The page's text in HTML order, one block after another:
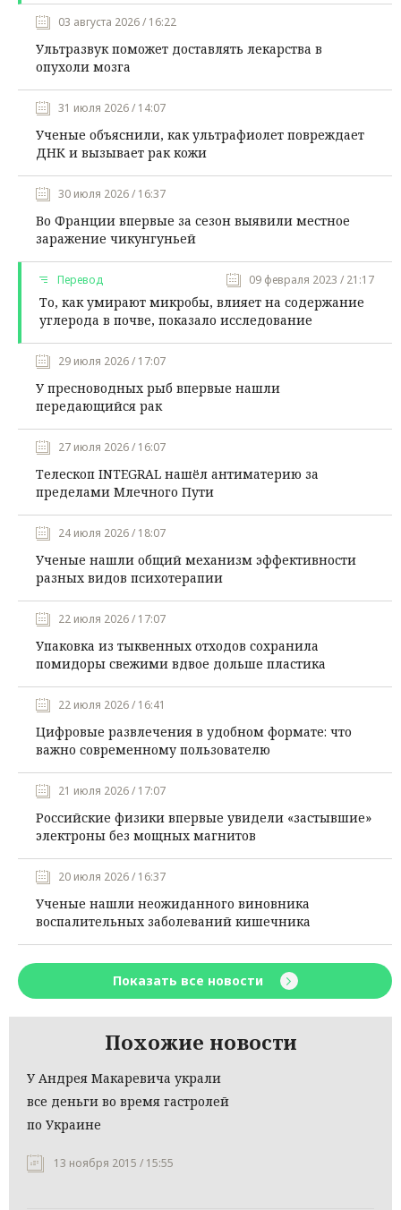
03 августа 2026 / 16:22
Ультразвук поможет доставлять лекарства в
опухоли мозга
31 июля 2026 / 14:07
Ученые объяснили, как ультрафиолет повреждает
ДНК и вызывает рак кожи
30 июля 2026 / 16:37
Во Франции впервые за сезон выявили местное
заражение чикунгуньей
Перевод 09 февраля 2023 / 21:17
То, как умирают микробы, влияет на содержание
углерода в почве, показало исследование
29 июля 2026 / 17:07
У пресноводных рыб впервые нашли
передающийся рак
27 июля 2026 / 16:07
Телескоп INTEGRAL нашёл антиматерию за
пределами Млечного Пути
24 июля 2026 / 18:07
Ученые нашли общий механизм эффективности
разных видов психотерапии
22 июля 2026 / 17:07
Упаковка из тыквенных отходов сохранила
помидоры свежими вдвое дольше пластика
22 июля 2026 / 16:41
Цифровые развлечения в удобном формате: что
важно современному пользователю
21 июля 2026 / 17:07
Российские физики впервые увидели «застывшие»
электроны без мощных магнитов
20 июля 2026 / 16:37
Ученые нашли неожиданного виновника
воспалительных заболеваний кишечника
Показать все новости
Похожие новости
У Андрея Макаревича украли
все деньги во время гастролей
по Украине
13 ноября 2015 / 15:55